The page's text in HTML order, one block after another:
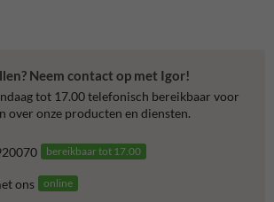
Neem contact op met Igor!
tot 17.00 telefonisch bereikbaar voor
over onze producten en diensten.
bereikbaar tot 17.00
ons online